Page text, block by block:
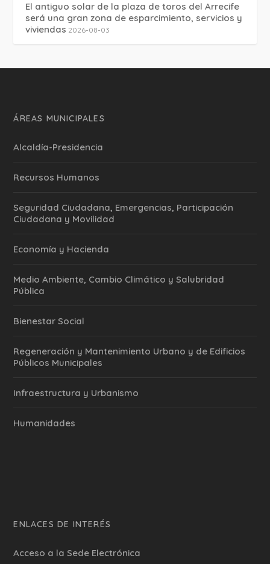
El antiguo solar de la plaza de toros del Arrecife
será una gran zona de esparcimiento, servicios y
viviendas 2026-08-03
ÁREAS MUNICIPALES
Alcaldía-Presidencia
Recursos Humanos
Seguridad Ciudadana, Emergencias, Participación
Ciudadana y Movilidad
Economía y Hacienda
Medio Ambiente, Cambio Climático y Salubridad
Pública
Bienestar Social
Regeneración y Mantenimiento Urbano y de Edificios
Públicos Municipales
Infraestructura y Urbanismo
Humanidades
ENLACES DE INTERÉS
Acceso a la Sede Electrónica